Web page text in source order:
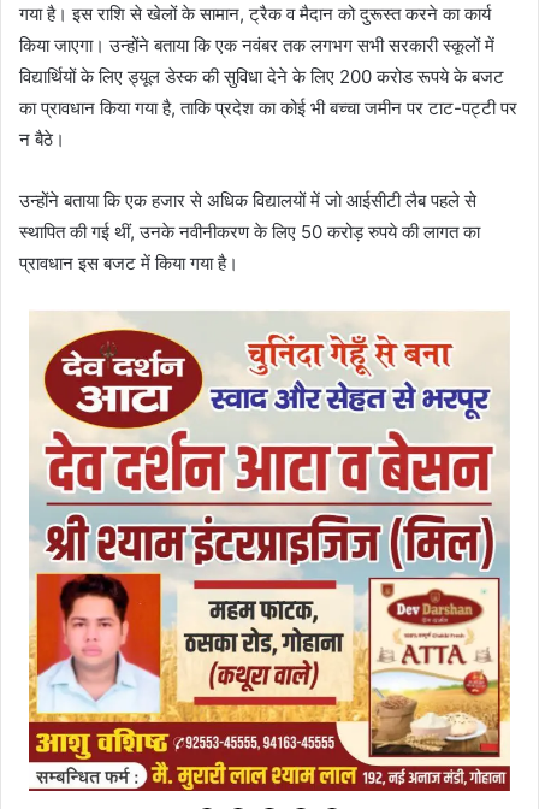
गया है। इस राशि से खेलों के सामान, ट्रैक व मैदान को दुरूस्त करने का कार्य
किया जाएगा। उन्होंने बताया कि एक नवंबर तक लगभग सभी सरकारी स्कूलों में
विद्यार्थियों के लिए ड्यूल डेस्क की सुविधा देने के लिए 200 करोड रूपये के बजट
का प्रावधान किया गया है, ताकि प्रदेश का कोई भी बच्चा जमीन पर टाट-पट्टी पर
न बैठे।
उन्होंने बताया कि एक हजार से अधिक विद्यालयों में जो आईसीटी लैब पहले से
स्थापित की गई थीं, उनके नवीनीकरण के लिए 50 करोड़ रुपये की लागत का
प्रावधान इस बजट में किया गया है।